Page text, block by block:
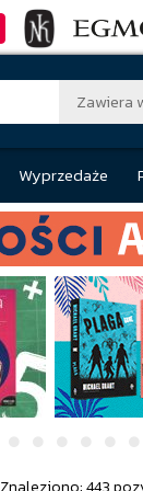
Zawiera
Wyprzedaże